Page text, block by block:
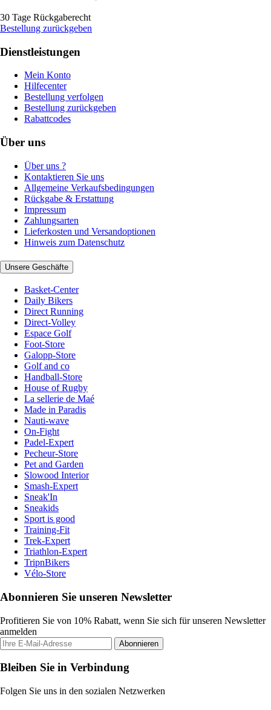
30 Tage Rückgaberecht
Bestellung zurückgeben
Dienstleistungen
Mein Konto
Hilfecenter
Bestellung verfolgen
Bestellung zurückgeben
Rabattcodes
Über uns
Über uns ?
Kontaktieren Sie uns
Allgemeine Verkaufsbedingungen
Rückgabe & Erstattung
Impressum
Zahlungsarten
Lieferkosten und Versandoptionen
Hinweis zum Datenschutz
Unsere Geschäfte
Basket-Center
Daily Bikers
Direct Running
Direct-Volley
Espace Golf
Foot-Store
Galopp-Store
Golf and co
Handball-Store
House of Rugby
La sellerie de Maé
Made in Paradis
Nauti-wave
On-Fight
Padel-Expert
Pecheur-Store
Pet and Garden
Slowood Interior
Smash-Expert
Sneak'In
Sneakids
Sport is good
Training-Fit
Trek-Expert
Triathlon-Expert
TripnBikers
Vélo-Store
Abonnieren Sie unseren Newsletter
Profitieren Sie von 10% Rabatt, wenn Sie sich für unseren Newsletter
anmelden
Abonnieren
Bleiben Sie in Verbindung
Folgen Sie uns in den sozialen Netzwerken